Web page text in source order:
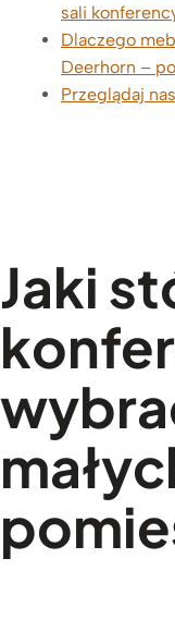
sali
Dlaczego
Deerhorn –
Przeglądaj
Jaki